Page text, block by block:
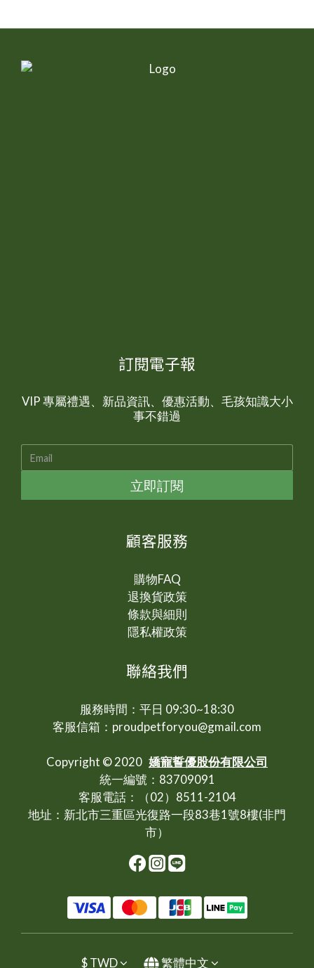
訂閱電子報
VIP 專屬禮遇、新品資訊、優惠活動、毛孩知識大小
事不錯過
立即訂閱
顧客服務
購物FAQ
退換貨政策
條款與細則
隱私權政策
聯絡我們
服務時間：平日 09:30~18:30
客服信箱：proudpetforyou@gmail.com
Copyright © 2020 嬌寵誓優股份有限公司
統一編號：83709091
客服電話：（02）8511-2104
地址：新北市三重區光復路一段83巷1號8樓(非門
市）
$TWD 繁體中文